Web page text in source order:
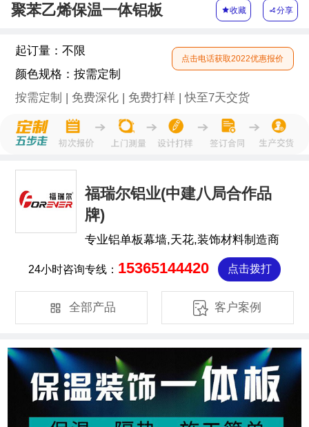
聚苯乙烯保温一体铝板 收藏 分享
起订量：不限
颜色规格：按需定制
按需定制 | 免费深化 | 免费打样 | 快至7天交货
点击电话获取2022优惠报价
福瑞尔铝业(中建八局合作品
牌)
专业铝单板幕墙,天花,装饰材料制造商
24小时咨询专线： 15365144420 点击拨打
 全部产品  客户案例